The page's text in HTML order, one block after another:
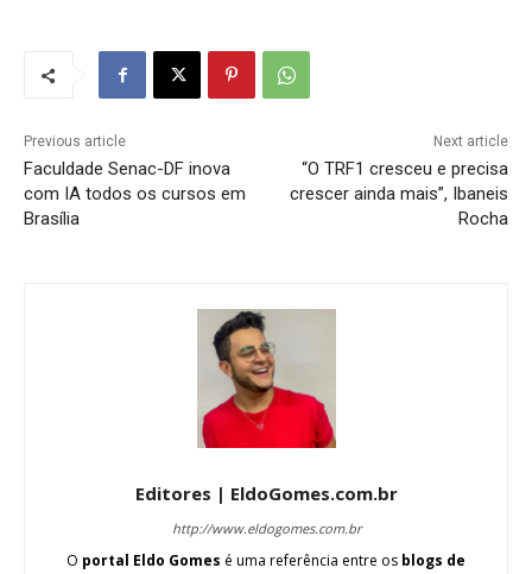
Previous article
Faculdade Senac-DF inova
com IA todos os cursos em
Brasília
Next article
“O TRF1 cresceu e precisa
crescer ainda mais”, Ibaneis
Rocha
Editores | EldoGomes.com.br
http://www.eldogomes.com.br
O portal Eldo Gomes é uma referência entre os blogs de